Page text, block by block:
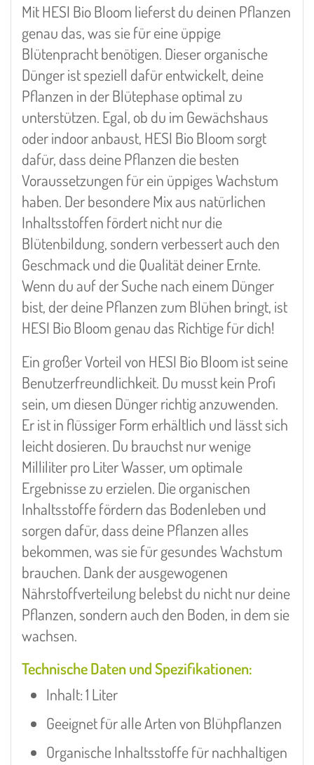
Mit HESI Bio Bloom lieferst du deinen Pflanzen
genau das, was sie für eine üppige
Blütenpracht benötigen. Dieser organische
Dünger ist speziell dafür entwickelt, deine
Pflanzen in der Blütephase optimal zu
unterstützen. Egal, ob du im Gewächshaus
oder indoor anbaust, HESI Bio Bloom sorgt
dafür, dass deine Pflanzen die besten
Voraussetzungen für ein üppiges Wachstum
haben. Der besondere Mix aus natürlichen
Inhaltsstoffen fördert nicht nur die
Blütenbildung, sondern verbessert auch den
Geschmack und die Qualität deiner Ernte.
Wenn du auf der Suche nach einem Dünger
bist, der deine Pflanzen zum Blühen bringt, ist
HESI Bio Bloom genau das Richtige für dich!
Ein großer Vorteil von HESI Bio Bloom ist seine
Benutzerfreundlichkeit. Du musst kein Profi
sein, um diesen Dünger richtig anzuwenden.
Er ist in flüssiger Form erhältlich und lässt sich
leicht dosieren. Du brauchst nur wenige
Milliliter pro Liter Wasser, um optimale
Ergebnisse zu erzielen. Die organischen
Inhaltsstoffe fördern das Bodenleben und
sorgen dafür, dass deine Pflanzen alles
bekommen, was sie für gesundes Wachstum
brauchen. Dank der ausgewogenen
Nährstoffverteilung belebst du nicht nur deine
Pflanzen, sondern auch den Boden, in dem sie
wachsen.
Technische Daten und Spezifikationen:
Inhalt: 1 Liter
Geeignet für alle Arten von Blühpflanzen
Organische Inhaltsstoffe für nachhaltigen